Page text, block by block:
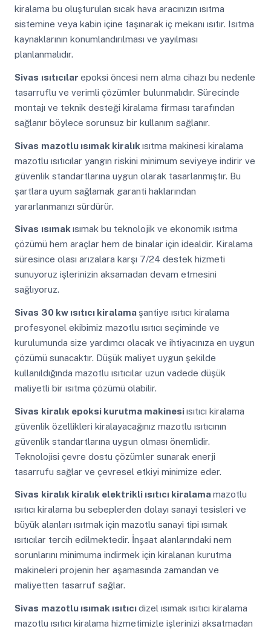
kiralama bu oluşturulan sıcak hava aracınızın ısıtma
sistemine veya kabin içine taşınarak iç mekanı ısıtır. Isıtma
kaynaklarının konumlandırılması ve yayılması
planlanmalıdır.
Sivas ısıtıcılar epoksi öncesi nem alma cihazı bu nedenle
tasarruflu ve verimli çözümler bulunmalıdır. Sürecinde
montajı ve teknik desteği kiralama firması tarafından
sağlanır böylece sorunsuz bir kullanım sağlanır.
Sivas mazotlu ısımak kiralık ısıtma makinesi kiralama
mazotlu ısıtıcılar yangın riskini minimum seviyeye indirir ve
güvenlik standartlarına uygun olarak tasarlanmıştır. Bu
şartlara uyum sağlamak garanti haklarından
yararlanmanızı sürdürür.
Sivas ısımak ısımak bu teknolojik ve ekonomik ısıtma
çözümü hem araçlar hem de binalar için idealdir. Kiralama
süresince olası arızalara karşı 7/24 destek hizmeti
sunuyoruz işlerinizin aksamadan devam etmesini
sağlıyoruz.
Sivas 30 kw ısıtıcı kiralama şantiye ısıtıcı kiralama
profesyonel ekibimiz mazotlu ısıtıcı seçiminde ve
kurulumunda size yardımcı olacak ve ihtiyacınıza en uygun
çözümü sunacaktır. Düşük maliyet uygun şekilde
kullanıldığında mazotlu ısıtıcılar uzun vadede düşük
maliyetli bir ısıtma çözümü olabilir.
Sivas kiralık epoksi kurutma makinesiısıtıcı kiralama
güvenlik özellikleri kiralayacağınız mazotlu ısıtıcının
güvenlik standartlarına uygun olması önemlidir.
Teknolojisi çevre dostu çözümler sunarak enerji
tasarrufu sağlar ve çevresel etkiyi minimize eder.
Sivas kiralık kiralık elektrikli ısıtıcı kiralamamazotlu
ısıtıcı kiralama bu sebeplerden dolayı sanayi tesisleri ve
büyük alanları ısıtmak için mazotlu sanayi tipi ısımak
ısıtıcılar tercih edilmektedir. İnşaat alanlarındaki nem
sorunlarını minimuma indirmek için kiralanan kurutma
makineleri projenin her aşamasında zamandan ve
maliyetten tasarruf sağlar.
Sivas mazotlu ısımak ısıtıcıdizel ısımak ısıtıcı kiralama
mazotlu ısıtıcı kiralama hizmetimizle işlerinizi aksatmadan